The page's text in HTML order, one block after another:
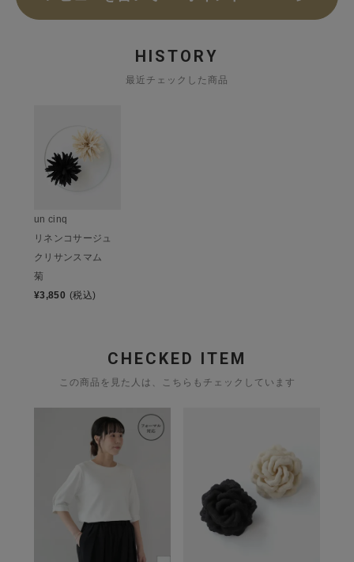
HISTORY
最近チェックした商品
un cinq
リネンコサージュ
クリサンスマム
菊
¥3,850 (税込)
CHECKED ITEM
この商品を見た人は、こちらもチェックしています